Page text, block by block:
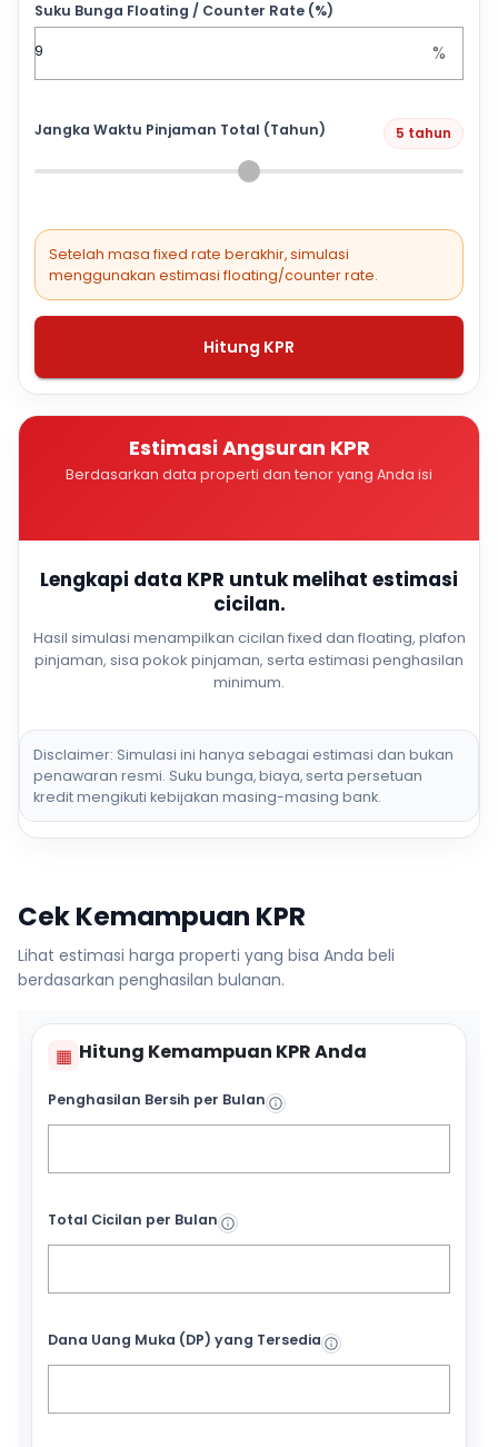
Suku Bunga Floating / Counter Rate (%)
%
Jangka Waktu Pinjaman Total (Tahun) 5 tahun
Setelah masa fixed rate berakhir, simulasi
menggunakan estimasi floating/counter rate.
Hitung KPR
Estimasi Angsuran KPR
Berdasarkan data properti dan tenor yang Anda isi
Lengkapi data KPR untuk melihat estimasi
cicilan.
Hasil simulasi menampilkan cicilan fixed dan floating, plafon
pinjaman, sisa pokok pinjaman, serta estimasi penghasilan
minimum.
Disclaimer: Simulasi ini hanya sebagai estimasi dan bukan
penawaran resmi. Suku bunga, biaya, serta persetuan
kredit mengikuti kebijakan masing-masing bank.
Cek Kemampuan KPR
Lihat estimasi harga properti yang bisa Anda beli
berdasarkan penghasilan bulanan.
▦ Hitung Kemampuan KPR Anda
Penghasilan Bersih per Bulan
Total Cicilan per Bulan
Dana Uang Muka (DP) yang Tersedia